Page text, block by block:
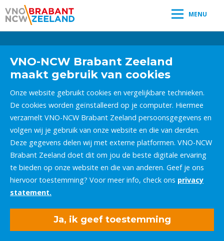
MENU
VNO-NCW Brabant Zeeland
maakt gebruik van cookies
Onze website gebruikt cookies en vergelijkbare technieken.
De cookies worden geïnstalleerd op je computer. Hiermee
verzamelt VNO-NCW Brabant Zeeland persoonsgegevens en
volgen wij je gebruik van onze website en die van derden.
Deze gegevens delen wij met externe platformen. VNO-NCW
Brabant Zeeland doet dit om jou de beste digitale ervaring
te bieden op onze website en die van anderen. Geef je ons
hiervoor toestemming? Voor meer info, check ons privacy
statement.
Ja, ik geef toestemming